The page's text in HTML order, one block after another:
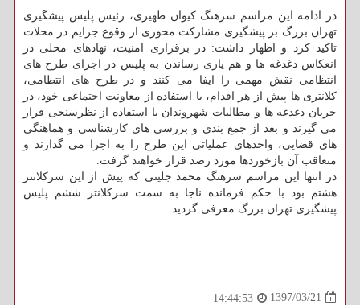
در ادامه این مراسم سرهنگ كیوان ظهیری، رئیس پلیس پیشگیری
تهران بزرگ بر پیشگیری مشاركت محوری از وقوع جرایم در محلات
تاكید كرد و اظهار داشت: در برقراری امنیت، نهادهای محلی در
انعكاس دغدغه ها و هم یاری رساندن به پلیس در اجرای طرح های
انتظامی نقش مهمی را ایفا می كنند و در طرح های انتظامی،
كلانتری ها پیش از هر اقدام، با استفاده از معاونت اجتماعی خود، در
جریان دغدغه ها و مطالبات شهروندان با استفاده از نظرسنجی قرار
می گیرند و بعد از جمع بندی و بررسی های كارشناسی و هماهنگی
های قضایی، واحدهای عملیاتی این طرح را به اجرا می گذارند و
متعاقب آن بازخوردها مورد رصد قرار خواهند گرفت.
در انتها این مراسم سرهنگ محمد جلینی كه پیش از این سركلانتر
هشتم بود با حكم فرمانده ناجا به سمت سركلانتر ششم پلیس
پیشگیری تهران بزرگ معرفی گردید.
1397/03/21
14:44:53